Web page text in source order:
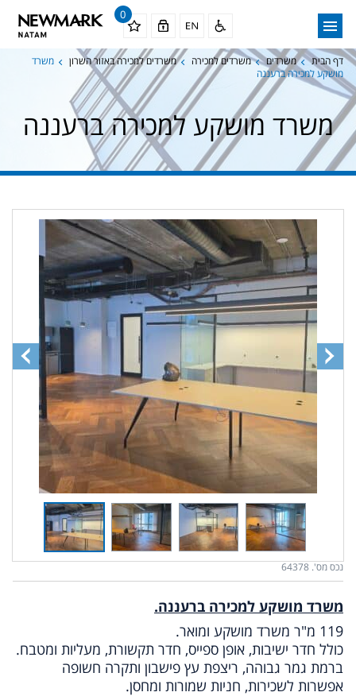
0
דף הבית משרדים משרדים למכירה משרדים למכירה באזור השרון
משרד
מושקע למכירה ברעננה
משרד מושקע למכירה ברעננה
נכס מס'. 64378
משרד מושקע למכירה ברעננה.
119 מ"ר משרד מושקע ומואר.
כולל חדר ישיבות, אופן ספייס, חדר תקשורת, מעליות ומטבח.
ברמת גמר גבוהה, ריצפת עץ פישבון ותקרה חשופה
אפשרות לשכירות, חניות שמורות ומחסן.